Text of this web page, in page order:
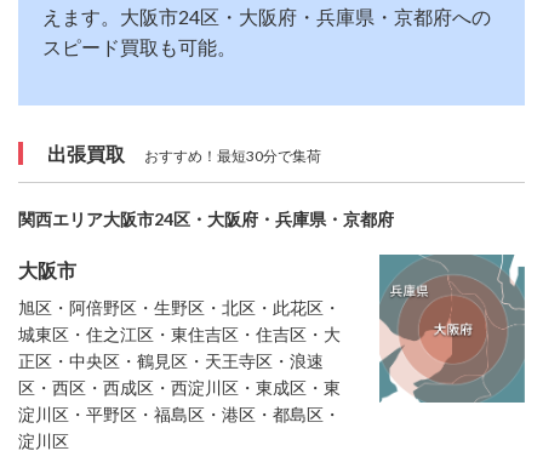
えます。大阪市24区・大阪府・兵庫県・京都府への
スピード買取も可能。
出張買取 おすすめ！最短30分で集荷
関西エリア大阪市24区・大阪府・兵庫県・京都府
大阪市
旭区・阿倍野区・生野区・北区・此花区・
城東区・住之江区・東住吉区・住吉区・大
正区・中央区・鶴見区・天王寺区・浪速
区・西区・西成区・西淀川区・東成区・東
淀川区・平野区・福島区・港区・都島区・
淀川区